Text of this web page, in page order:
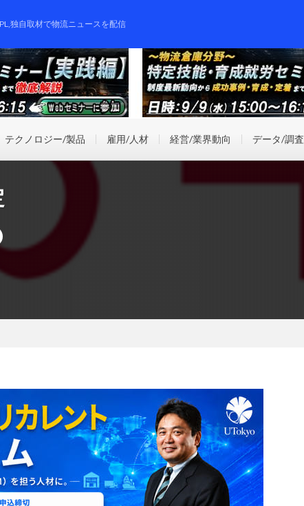
独自取材で物流ニュースを配信
テクノロジー/製品 雇用/人材 経営/業界動向 データ/調査